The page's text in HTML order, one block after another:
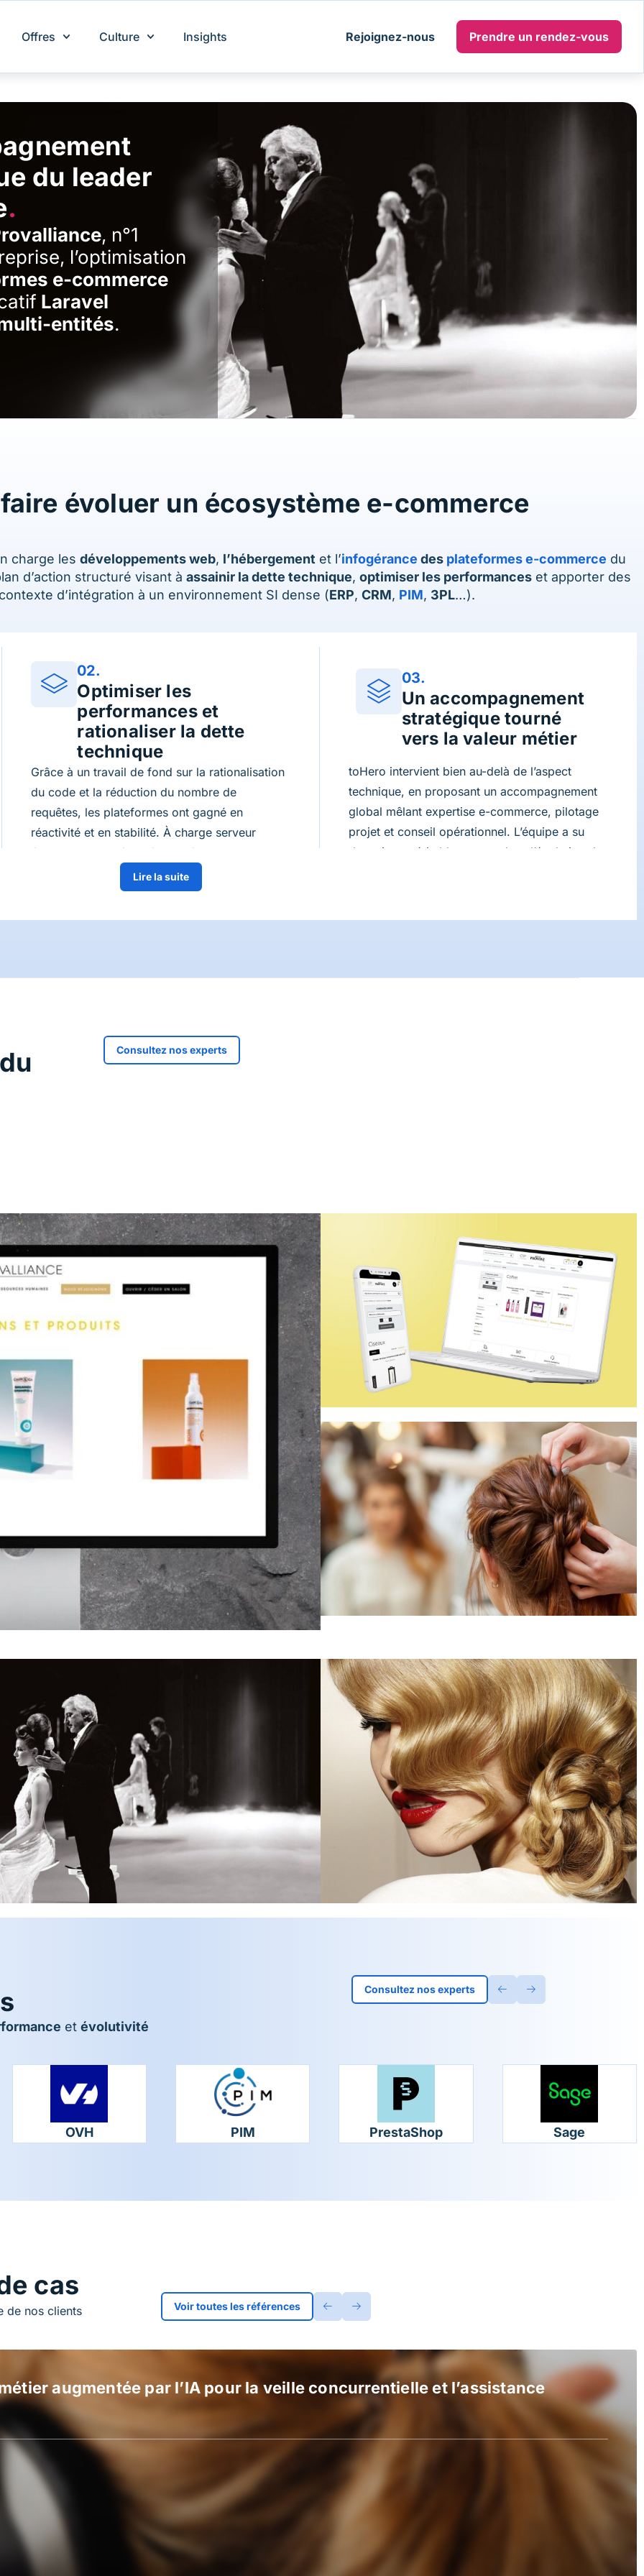
Offres Culture Insights Rejoignez-nous Prendre un rendez-vous
du leader
.
, n°1
l’optimisation
e-commerce
Laravel
entités.
évoluer un écosystème e-commerce
charge les développements web, l’hébergement et l’infogérance des plateformes e-commerce du
d’action structuré visant à assainir la dette technique, optimiser les performances et apporter des
d’intégration à un environnement SI dense (ERP, CRM, PIM, 3PL…).
02.
Optimiser les
performances et
rationaliser la dette
technique
Grâce à un travail de fond sur la rationalisation
du code et la réduction du nombre de
requêtes, les plateformes ont gagné en
réactivité et en stabilité. À charge serveur
équivalente, la vélocité des développements a
significativement progressé : le ratio de
nouvelles fonctionnalités dépasse désormais
03.
Un accompagnement
stratégique tourné
vers la valeur métier
toHero intervient bien au-delà de l’aspect
technique, en proposant un accompagnement
global mêlant expertise e-commerce, pilotage
projet et conseil opérationnel. L’équipe a su
devenir un véritable moteur dans l’évolution du
technique, pilotage projet et conseil opérationnel.
Lire la suite
Consultez nos experts
et évolutivité
Consultez nos experts
OVH PIM PrestaShop Sage
cas
de nos clients Voir toutes les références
augmentée par l’IA pour la veille concurrentielle et l’assistance